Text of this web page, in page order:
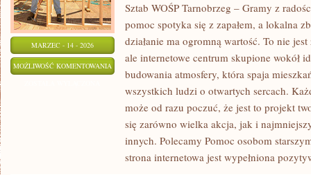
MARZEC - 14 - 2026
MOŻLIWOŚĆ KOMENTOWANIA
ZAANGAŻOWANIE
Sztab WOŚP Tarnobrzeg – Gramy z
pomoc spotyka się z zapałem, a lokalna
działanie ma ogromną wartość. To nie
ale internetowe centrum skupione wokół
budowania atmosfery, która spaja
wszystkich ludzi o otwartych sercach.
może od razu poczuć, że jest to projekt
się zarówno wielka akcja, jak i
innych. Polecamy Pomoc osobom
strona internetowa jest wypełniona